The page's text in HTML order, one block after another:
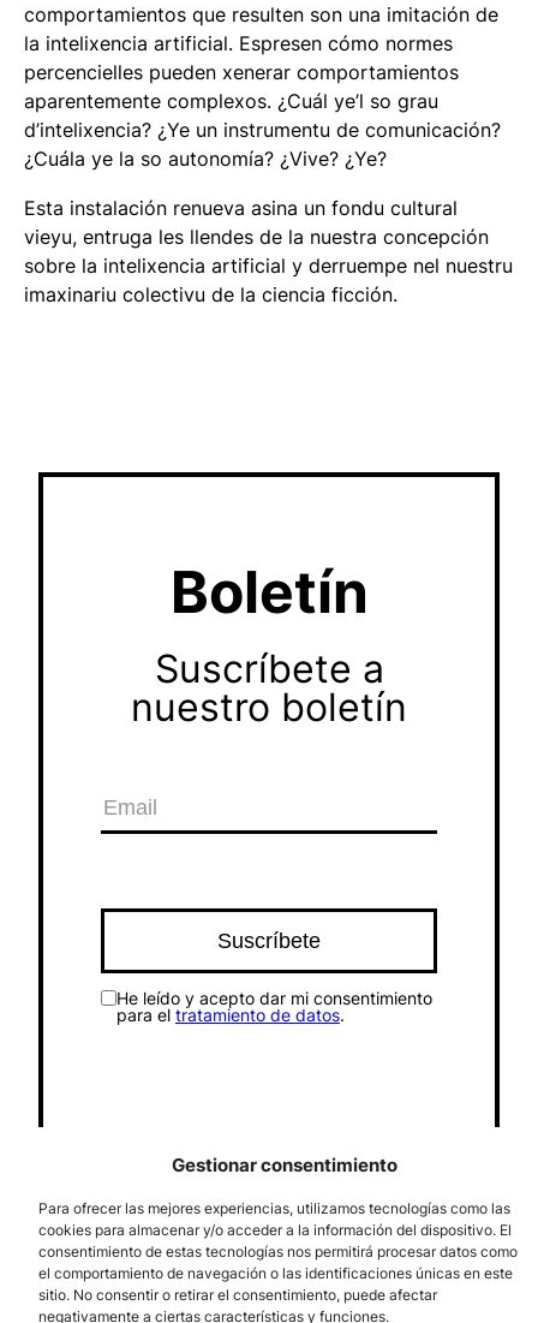
Gestionar consentimiento
Para ofrecer las mejores experiencias, utilizamos tecnologías como las
cookies para almacenar y/o acceder a la información del dispositivo. El
consentimiento de estas tecnologías nos permitirá procesar datos como
el comportamiento de navegación o las identificaciones únicas en este
sitio. No consentir o retirar el consentimiento, puede afectar
negativamente a ciertas características y funciones.
comportamientos que resulten son una imitación de
la intelixencia artificial. Espresen cómo normes
percencielles pueden xenerar comportamientos
aparentemente complexos. ¿Cuál ye’l so grau
d’intelixencia? ¿Ye un instrumentu de comunicación?
¿Cuála ye la so autonomía? ¿Vive? ¿Ye?
Esta instalación renueva asina un fondu cultural
vieyu, entruga les llendes de la nuestra concepción
sobre la intelixencia artificial y derruempe nel nuestru
imaxinariu colectivu de la ciencia ficción.
Boletín
Suscríbete a
nuestro boletín
He leído y acepto dar mi consentimiento
para el tratamiento de datos.
Síguenos Follow us
Facebook X InstagramYouTube Bluesky